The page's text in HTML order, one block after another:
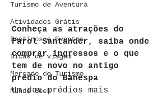
Turismo de Aventura
Atividades Grátis
Destinos e Eventos
Dicas de viagem
Mercado de Turismo
Mundo Geek
Conheça as atrações do
Farol Santander, saiba onde
comprar ingressos e o que
tem de novo no antigo
prédio do Banespa
Um dos prédios mais